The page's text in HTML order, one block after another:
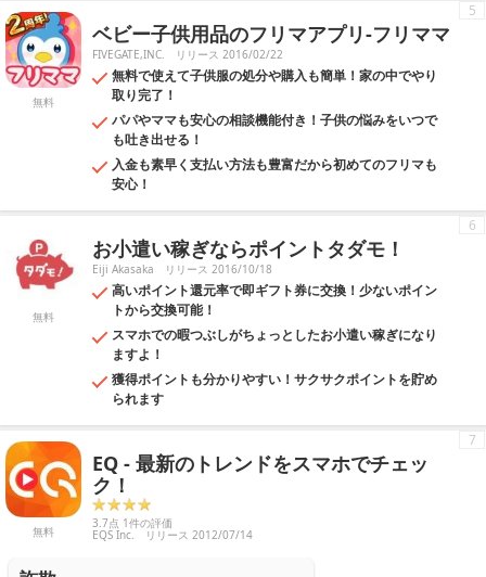
無料
ベビー子供用品のフリマアプリ-フリママ
FIVEGATE,INC. リリース 2016/02/22
無料で使えて子供服の処分や購入も簡単！家の中でやり
取り完了！
パパやママも安心の相談機能付き！子供の悩みをいつで
も吐き出せる！
入金も素早く支払い方法も豊富だから初めてのフリマも
安心！
5
無料
お小遣い稼ぎならポイントタダモ！
Eiji Akasaka リリース 2016/10/18
高いポイント還元率で即ギフト券に交換！少ないポイン
トから交換可能！
スマホでの暇つぶしがちょっとしたお小遣い稼ぎになり
ますよ！
獲得ポイントも分かりやすい！サクサクポイントを貯め
られます
6
無料
EQ - 最新のトレンドをスマホでチェッ
ク！
3.7点 1件の評価
EQS Inc. リリース 2012/07/14
7